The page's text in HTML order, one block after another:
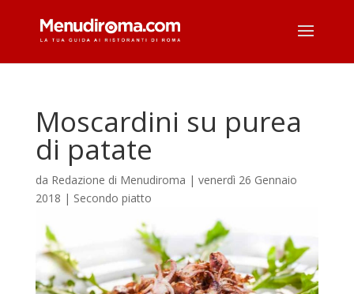
Moscardini su purea
di patate
da Redazione di Menudiroma | venerdì 26 Gennaio
2018 | Secondo piatto